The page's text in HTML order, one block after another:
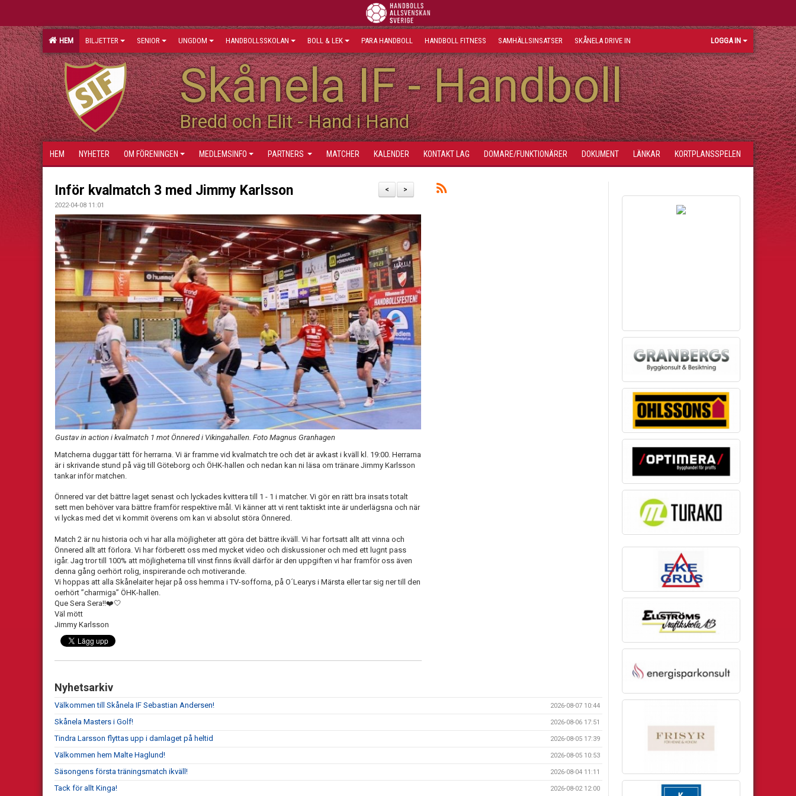
HEM BILJETTER SENIOR UNGDOM HANDBOLLSSKOLAN BOLL & LEK PARA HANDBOLL HANDBOLL FITNESS SAMHÄLLSINSATSER SKÅNELA DRIVE IN LOGGA IN
Skånela IF - Handboll
Bredd och Elit - Hand i Hand
HEM NYHETER OM FÖRENINGEN MEDLEMSINFO PARTNERS MATCHER KALENDER KONTAKT LAG DOMARE/FUNKTIONÄRER DOKUMENT LÄNKAR KORTPLANSSPELEN
>
<
Inför kvalmatch 3 med Jimmy Karlsson
2022-04-08 11:01
Gustav in action i kvalmatch 1 mot Önnered i Vikingahallen. Foto Magnus Granhagen
Matcherna duggar tätt för herrarna. Vi är framme vid kvalmatch tre och det är avkast i kväll kl. 19:00. Herrarna
är i skrivande stund på väg till Göteborg och ÖHK-hallen och nedan kan ni läsa om tränare Jimmy Karlsson
tankar inför matchen.
Önnered var det bättre laget senast och lyckades kvittera till 1 - 1 i matcher. Vi gör en rätt bra insats totalt
sett men behöver vara bättre framför respektive mål. Vi känner att vi rent taktiskt inte är underlägsna och när
vi lyckas med det vi kommit överens om kan vi absolut störa Önnered.
Match 2 är nu historia och vi har alla möjligheter att göra det bättre ikväll. Vi har fortsatt allt att vinna och
Önnered allt att förlora. Vi har förberett oss med mycket video och diskussioner och med ett lugnt pass
igår. Jag tror till 100% att möjligheterna till vinst finns ikväll därför är den uppgiften vi har framför oss även
denna gång oerhört rolig, inspirerande och motiverande.
Vi hoppas att alla Skånelaiter hejar på oss hemma i TV-sofforna, på O´Learys i Märsta eller tar sig ner till den
oerhört ”charmiga” ÖHK-hallen.
Que Sera Sera!!❤️🤍
Väl mött
Jimmy Karlsson
Nyhetsarkiv
Välkommen till Skånela IF Sebastian Andersen! 2026-08-07 10:44
Skånela Masters i Golf! 2026-08-06 17:51
Tindra Larsson flyttas upp i damlaget på heltid 2026-08-05 17:39
Välkommen hem Malte Haglund! 2026-08-05 10:53
Säsongens första träningsmatch ikväll! 2026-08-04 11:11
Tack för allt Kinga! 2026-08-02 12:00